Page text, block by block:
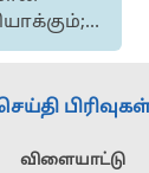
விளையாட்டு